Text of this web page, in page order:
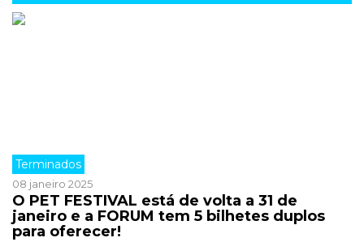
Terminados
08 janeiro 2025
O PET FESTIVAL está de volta a 31 de
janeiro e a FORUM tem 5 bilhetes duplos
para oferecer!